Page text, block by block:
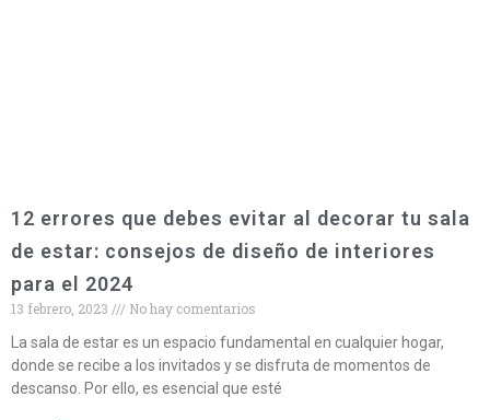
12 errores que debes evitar al decorar tu sala
de estar: consejos de diseño de interiores
para el 2024
13 febrero, 2023
No hay comentarios
La sala de estar es un espacio fundamental en cualquier hogar,
donde se recibe a los invitados y se disfruta de momentos de
descanso. Por ello, es esencial que esté